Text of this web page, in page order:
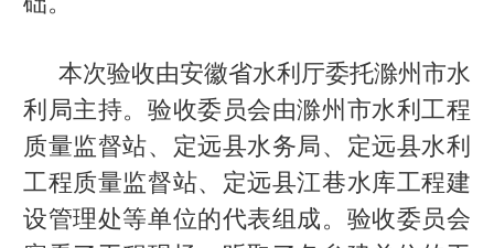
本次验收由安徽省水利厅委托滁州市水
利局主持。验收委员会由滁州市水利工程
质量监督站、定远县水务局、定远县水利
工程质量监督站、定远县江巷水库工程建
设管理处等单位的代表组成。验收委员会